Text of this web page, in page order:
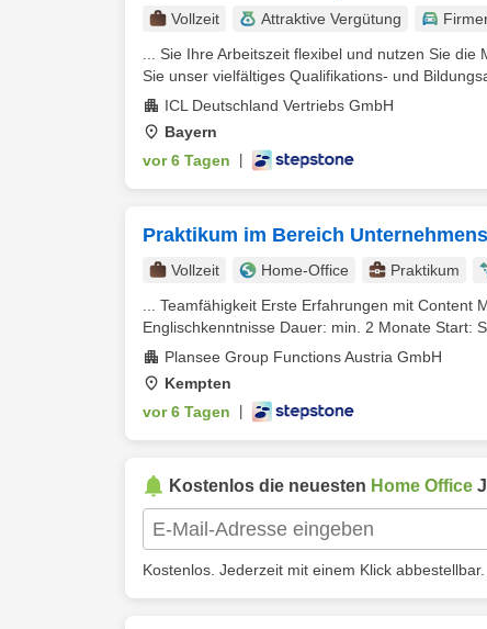
Vollzeit Attraktive Vergütung
... Sie Ihre Arbeitszeit flexibel und nutzen Sie die
Sie unser vielfältiges Qualifikations- und
ICL Deutschland Vertriebs GmbH
Bayern
vor 6 Tagen
Praktikum im Bereich
Vollzeit Home-Office Praktikum
... Teamfähigkeit Erste Erfahrungen mit
Englischkenntnisse Dauer: min. 2 Monate Start:
Plansee Group Functions Austria GmbH
Kempten
vor 6 Tagen
Kostenlos die neuesten Home Office
Kostenlos. Jederzeit mit einem Klick abbestellbar.